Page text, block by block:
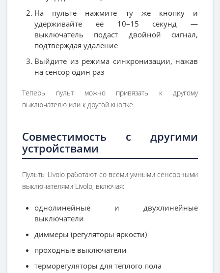
На пульте нажмите ту же кнопку и
удерживайте её 10–15 секунд —
выключатель подаст двойной сигнал,
подтверждая удаление
Выйдите из режима синхронизации, нажав
на сенсор один раз
Теперь пульт можно привязать к другому
выключателю или к другой кнопке.
Совместимость с другими
устройствами
Пульты Livolo работают со всеми умными сенсорными
выключателями Livolo, включая:
однолинейные и двухлинейные
выключатели
диммеры (регуляторы яркости)
проходные выключатели
терморегуляторы для тёплого пола